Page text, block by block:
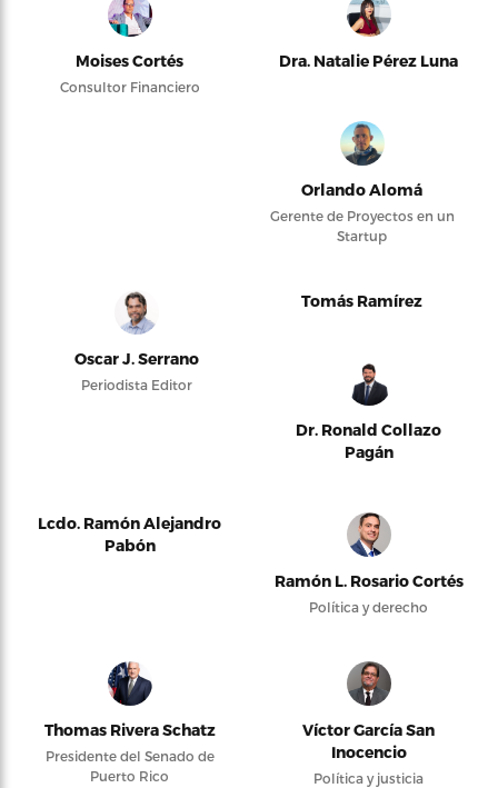
Moises Cortés
Consultor Financiero
Dra. Natalie Pérez Luna
Orlando Alomá
Gerente de Proyectos en un
Startup
Oscar J. Serrano
Periodista Editor
Tomás Ramírez
Dr. Ronald Collazo
Pagán
Lcdo. Ramón Alejandro
Pabón
Ramón L. Rosario Cortés
Política y derecho
Thomas Rivera Schatz
Presidente del Senado de
Puerto Rico
Víctor García San
Inocencio
Política y justicia